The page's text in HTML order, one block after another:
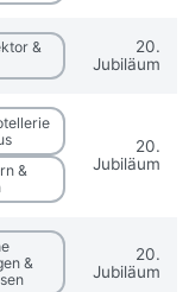
&
20.
Jubiläum
&
20.
Jubiläum
&
20.
Jubiläum